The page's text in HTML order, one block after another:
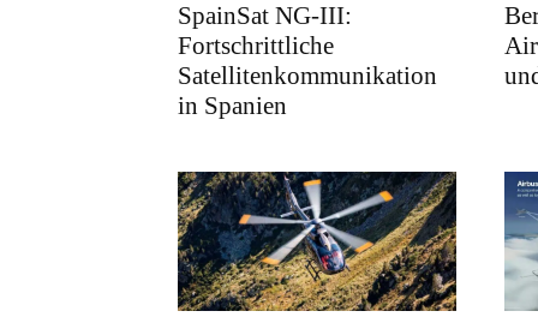
SpainSat NG-III:
Fortschrittliche
Satellitenkommunikation
in Spanien